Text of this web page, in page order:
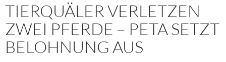
TIERQUÄLER VERLETZEN
ZWEI PFERDE – PETA SETZT
BELOHNUNG AUS